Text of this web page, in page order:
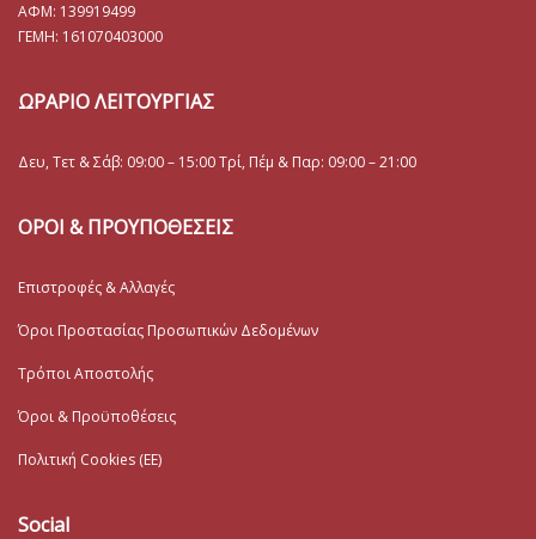
ΑΦΜ: 139919499
ΓΕΜΗ: 161070403000
ΩΡΑΡΙΟ ΛΕΙΤΟΥΡΓΙΑΣ
Δευ, Τετ & Σάβ: 09:00 – 15:00 Τρί, Πέμ & Παρ: 09:00 – 21:00
ΟΡΟΙ & ΠΡΟΥΠΟΘΕΣΕΙΣ
Επιστροφές & Αλλαγές
Όροι Προστασίας Προσωπικών Δεδομένων
Τρόποι Αποστολής
Όροι & Προϋποθέσεις
Πολιτική Cookies (ΕΕ)
Social